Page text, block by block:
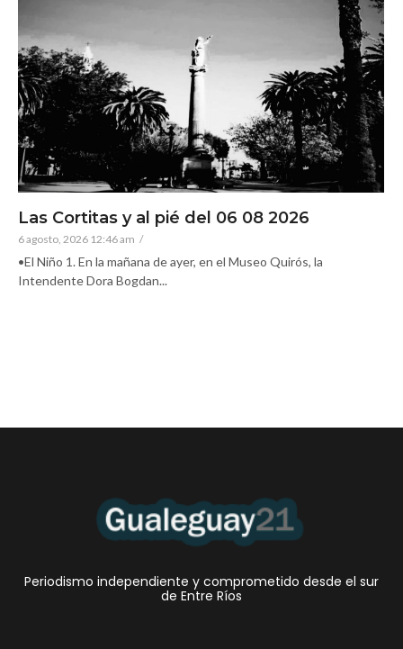
Las Cortitas y al pié del 06 08 2026
6 agosto, 2026 12:46 am /
•El Niño 1. En la mañana de ayer, en el Museo Quirós, la
Intendente Dora Bogdan...
Periodismo independiente y comprometido desde el sur
de Entre Ríos